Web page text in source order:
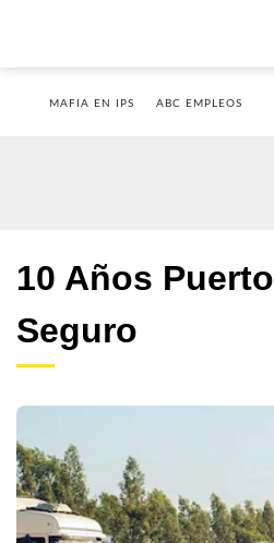
MAFIA EN IPS ABC EMPLEOS
10 Años Puerto
Seguro